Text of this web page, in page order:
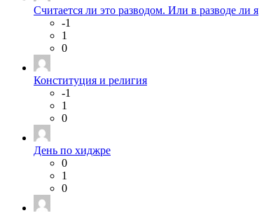
Считается ли это разводом. Или в разводе ли я
-1
1
0
Конституция и религия
-1
1
0
День по хиджре
0
1
0